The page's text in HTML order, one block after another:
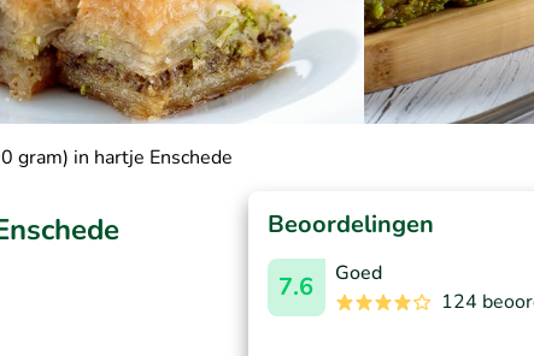
gram) in hartje Enschede
Beoordelingen
7.6
Goed
124